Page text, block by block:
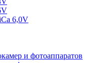
6,0V
и фотоаппаратов